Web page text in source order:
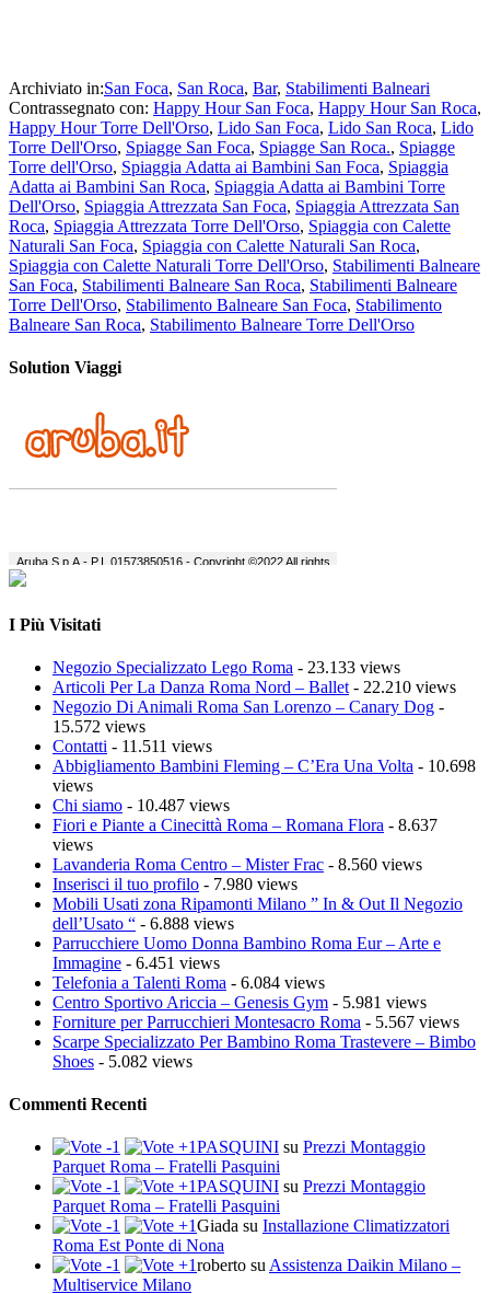
Archiviato in:San Foca, San Roca, Bar, Stabilimenti Balneari
Contrassegnato con: Happy Hour San Foca, Happy Hour San Roca,
Happy Hour Torre Dell'Orso, Lido San Foca, Lido San Roca, Lido
Torre Dell'Orso, Spiagge San Foca, Spiagge San Roca., Spiagge
Torre dell'Orso, Spiaggia Adatta ai Bambini San Foca, Spiaggia
Adatta ai Bambini San Roca, Spiaggia Adatta ai Bambini Torre
Dell'Orso, Spiaggia Attrezzata San Foca, Spiaggia Attrezzata San
Roca, Spiaggia Attrezzata Torre Dell'Orso, Spiaggia con Calette
Naturali San Foca, Spiaggia con Calette Naturali San Roca,
Spiaggia con Calette Naturali Torre Dell'Orso, Stabilimenti Balneare
San Foca, Stabilimenti Balneare San Roca, Stabilimenti Balneare
Torre Dell'Orso, Stabilimento Balneare San Foca, Stabilimento
Balneare San Roca, Stabilimento Balneare Torre Dell'Orso
Solution Viaggi
I Più Visitati
Negozio Specializzato Lego Roma - 23.133 views
Articoli Per La Danza Roma Nord – Ballet - 22.210 views
Negozio Di Animali Roma San Lorenzo – Canary Dog -
15.572 views
Contatti - 11.511 views
Abbigliamento Bambini Fleming – C’Era Una Volta - 10.698
views
Chi siamo - 10.487 views
Fiori e Piante a Cinecittà Roma – Romana Flora - 8.637
views
Lavanderia Roma Centro – Mister Frac - 8.560 views
Inserisci il tuo profilo - 7.980 views
Mobili Usati zona Ripamonti Milano ” In & Out Il Negozio
dell’Usato “ - 6.888 views
Parrucchiere Uomo Donna Bambino Roma Eur – Arte e
Immagine - 6.451 views
Telefonia a Talenti Roma - 6.084 views
Centro Sportivo Ariccia – Genesis Gym - 5.981 views
Forniture per Parrucchieri Montesacro Roma - 5.567 views
Scarpe Specializzato Per Bambino Roma Trastevere – Bimbo
Shoes - 5.082 views
Commenti Recenti
PASQUINI su Prezzi Montaggio
Parquet Roma – Fratelli Pasquini
PASQUINI su Prezzi Montaggio
Parquet Roma – Fratelli Pasquini
Giada su Installazione Climatizzatori
Roma Est Ponte di Nona
roberto suAssistenza Daikin Milano –
Multiservice Milano